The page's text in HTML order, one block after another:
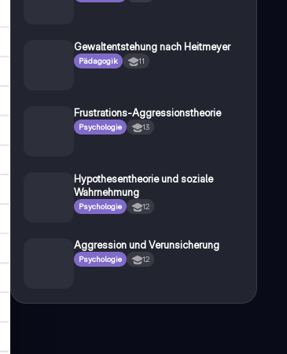
Gewaltentstehung nach Heitmeyer
Pädagogik 11
Frustrations-Aggressionstheorie
Psychologie 13
Hypothesentheorie und soziale
Wahrnehmung
Psychologie 12
Aggression und Verunsicherung
Psychologie 12